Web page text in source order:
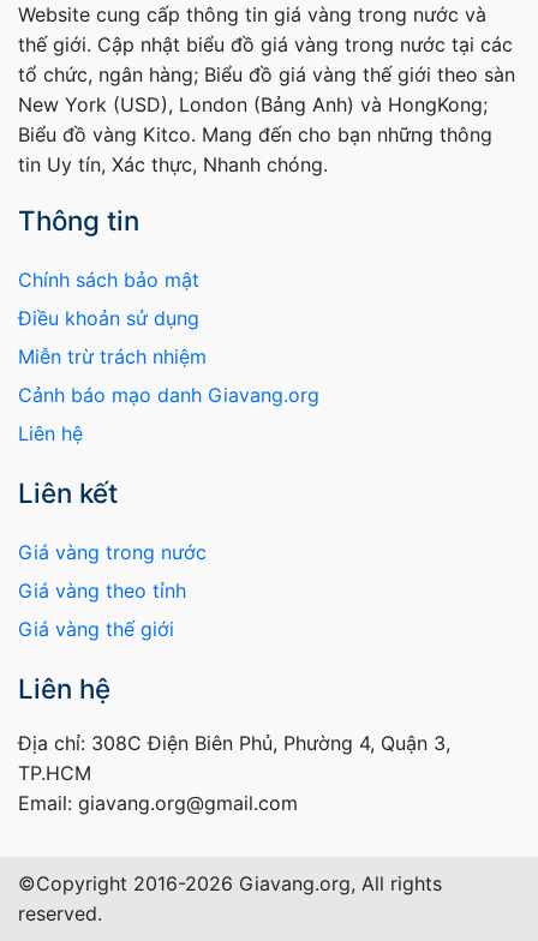
Website cung cấp thông tin giá vàng trong nước và
thế giới. Cập nhật biểu đồ giá vàng trong nước tại các
tổ chức, ngân hàng; Biểu đồ giá vàng thế giới theo sàn
New York (USD), London (Bảng Anh) và HongKong;
Biểu đồ vàng Kitco. Mang đến cho bạn những thông
tin Uy tín, Xác thực, Nhanh chóng.
Thông tin
Chính sách bảo mật
Điều khoản sử dụng
Miễn trừ trách nhiệm
Cảnh báo mạo danh Giavang.org
Liên hệ
Liên kết
Giá vàng trong nước
Giá vàng theo tỉnh
Giá vàng thế giới
Liên hệ
Địa chỉ: 308C Điện Biên Phủ, Phường 4, Quận 3,
TP.HCM
Email: giavang.org@gmail.com
©Copyright 2016-2026 Giavang.org, All rights
reserved.